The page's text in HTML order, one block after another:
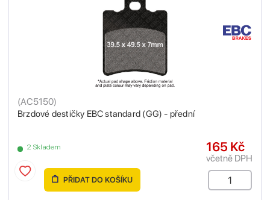
Brzdové destičky EBC standard (GG) - přední
(AC5150)
2 Skladem 165 Kč
včetně DPH
PŘIDAT DO KOŠÍKU